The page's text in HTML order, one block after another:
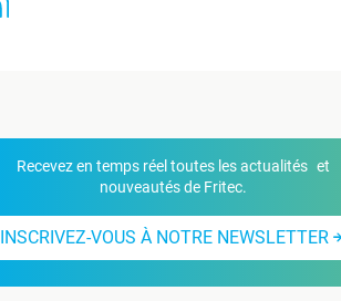
Recevez en temps réel toutes les actualités et
nouveautés de Fritec.
INSCRIVEZ-VOUS À NOTRE NEWSLETTER